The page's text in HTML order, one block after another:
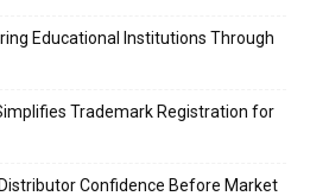
Educational Institutions Through
Trademark Registration for
Confidence Before Market